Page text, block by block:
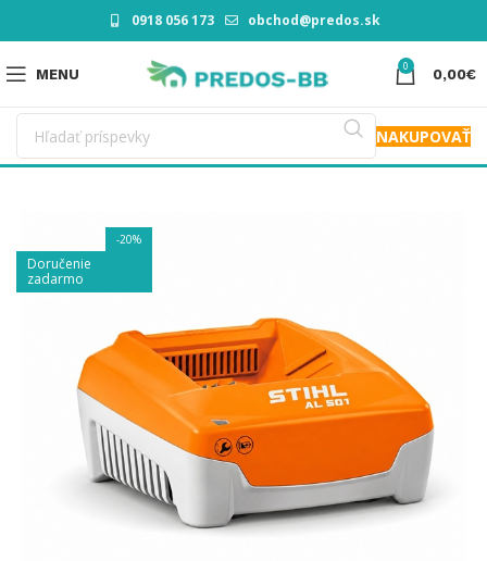
0918 056 173 obchod@predos.sk
MENU 0 0,00€
NAKUPOVAŤ
-20%
Doručenie
zadarmo